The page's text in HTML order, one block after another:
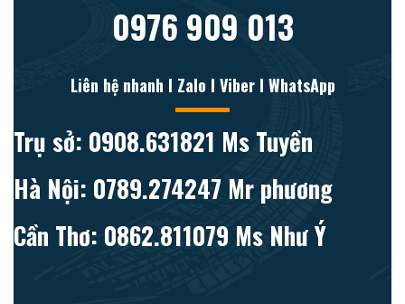
0976 909 013
Liên hệ nhanh l Zalo l Viber l WhatsApp
Trụ sở: 0908.631821 Ms Tuyền
Hà Nội: 0789.274247 Mr phương
Cần Thơ: 0862.811079 Ms Như Ý